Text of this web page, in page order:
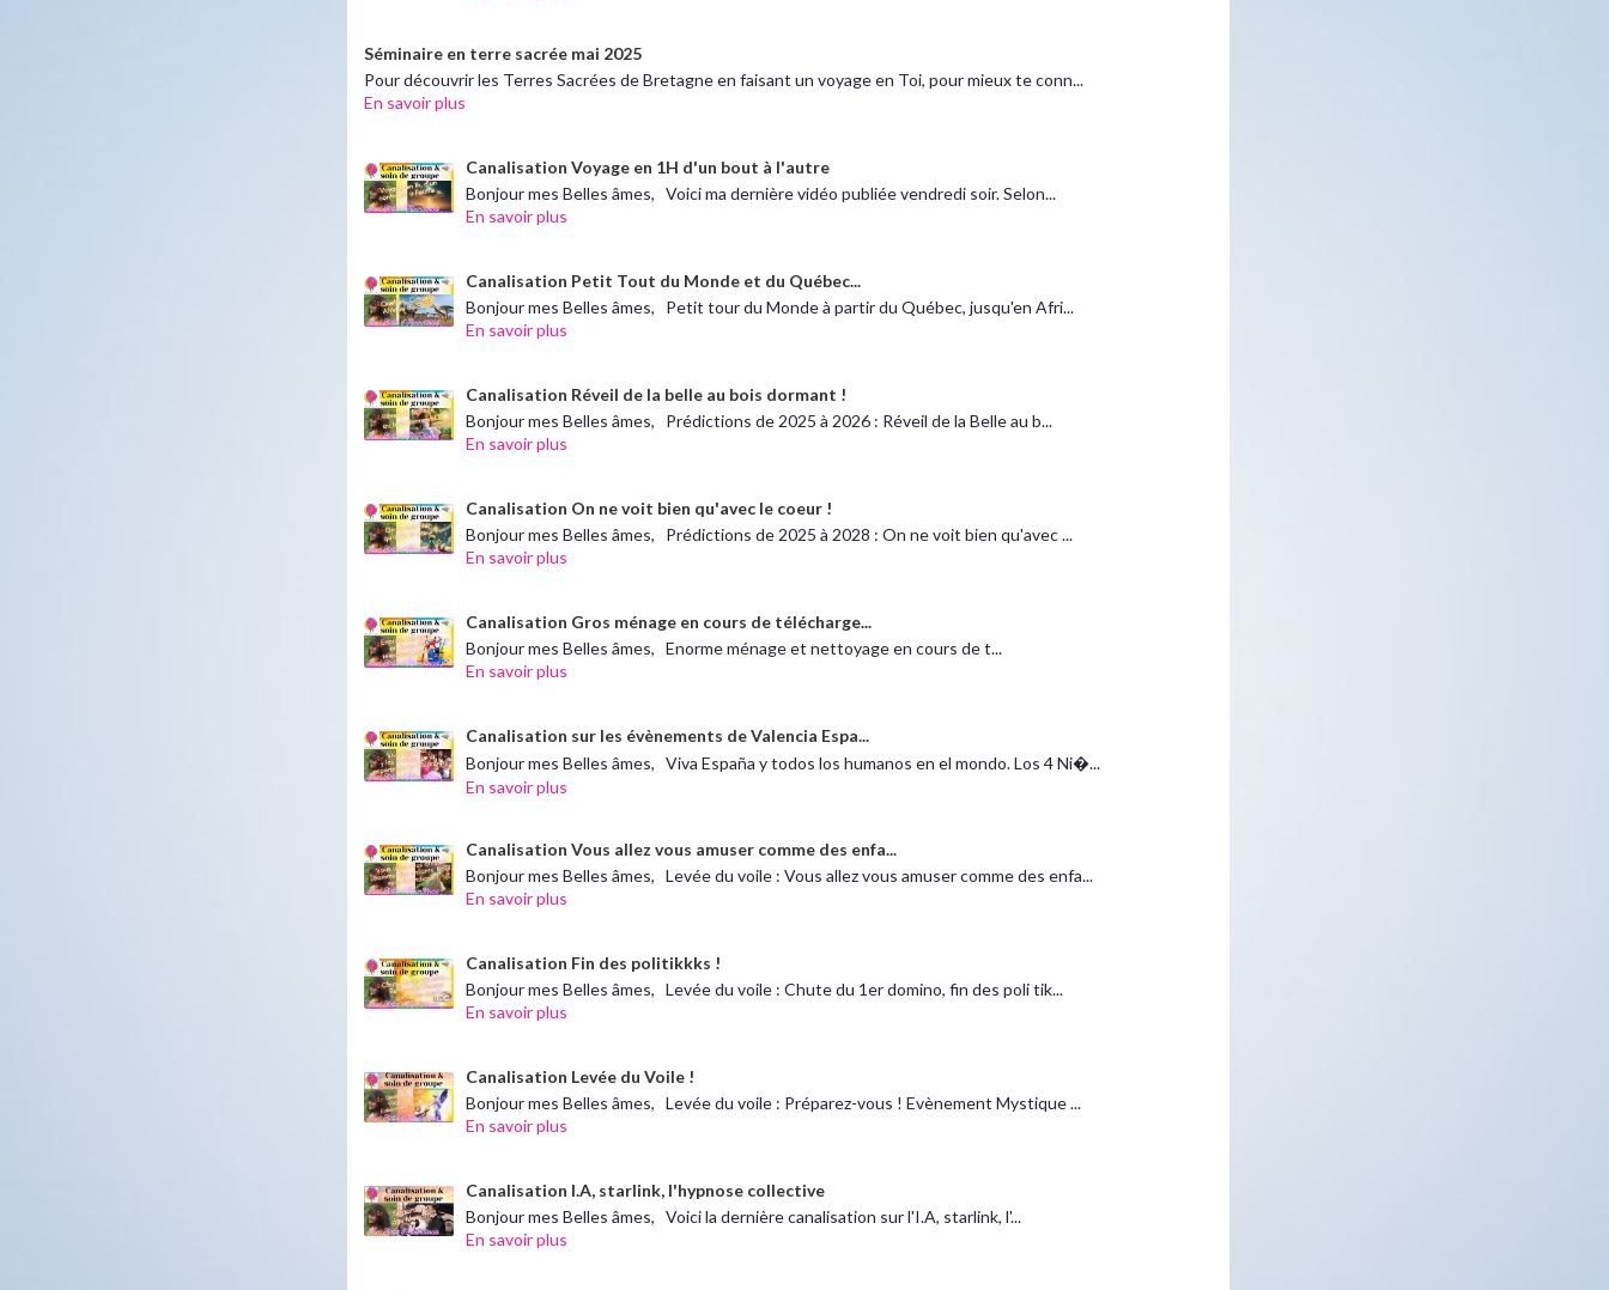
Séminaire en terre sacrée mai 2025
Pour découvrir les Terres Sacrées de Bretagne en faisant un voyage en Toi, pour mieux te conn...
En savoir plus
Canalisation Voyage en 1H d'un bout à l'autre
Bonjour mes Belles âmes, Voici ma dernière vidéo publiée vendredi soir. Selon...
En savoir plus
Canalisation Petit Tout du Monde et du Québec...
Bonjour mes Belles âmes, Petit tour du Monde à partir du Québec, jusqu'en Afri...
En savoir plus
Canalisation Réveil de la belle au bois dormant !
Bonjour mes Belles âmes, Prédictions de 2025 à 2026 : Réveil de la Belle au b...
En savoir plus
Canalisation On ne voit bien qu'avec le coeur !
Bonjour mes Belles âmes, Prédictions de 2025 à 2028 : On ne voit bien qu'avec ...
En savoir plus
Canalisation Gros ménage en cours de télécharge...
Bonjour mes Belles âmes, Enorme ménage et nettoyage en cours de t...
En savoir plus
Canalisation sur les évènements de Valencia Espa...
Bonjour mes Belles âmes, Viva España y todos los humanos en el mondo. Los 4 Ni�...
En savoir plus
Canalisation Vous allez vous amuser comme des enfa...
Bonjour mes Belles âmes, Levée du voile : Vous allez vous amuser comme des enfa...
En savoir plus
Canalisation Fin des politikkks !
Bonjour mes Belles âmes, Levée du voile : Chute du 1er domino, fin des poli tik...
En savoir plus
Canalisation Levée du Voile !
Bonjour mes Belles âmes, Levée du voile : Préparez-vous ! Evènement Mystique ...
En savoir plus
Canalisation I.A, starlink, l'hypnose collective
Bonjour mes Belles âmes, Voici la dernière canalisation sur l'I.A, starlink, l'...
En savoir plus